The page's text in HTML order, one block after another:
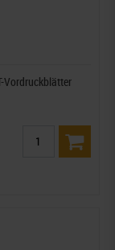
Vordruckblätter